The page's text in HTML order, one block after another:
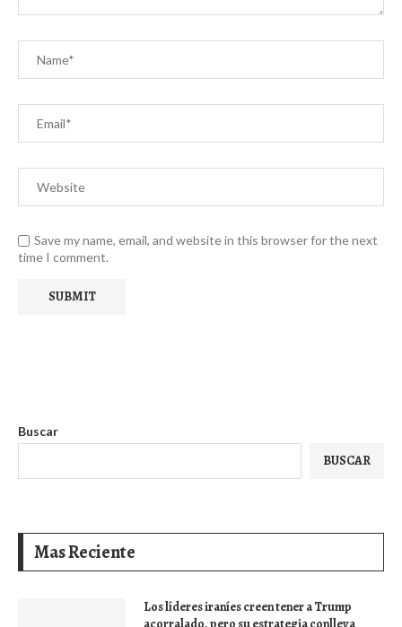
Save my name, email, and website in this browser for the next
time I comment.
Buscar
BUSCAR
Mas Reciente
Los líderes iraníes creen tener a Trump
acorralado, pero su estrategia conlleva